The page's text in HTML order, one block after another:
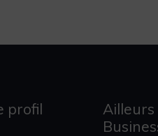
profil
Ailleurs